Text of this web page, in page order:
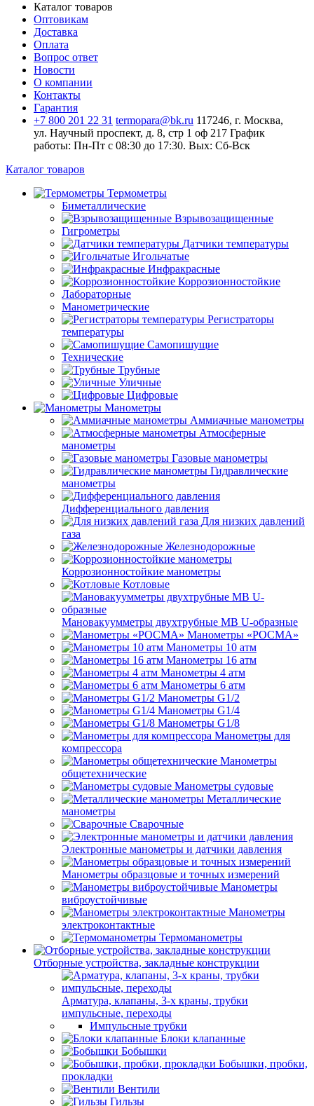
Каталог товаров
Оптовикам
Доставка
Оплата
Вопрос ответ
Новости
О компании
Контакты
Гарантия
+7 800 201 22 31 termopara@bk.ru 117246, г. Москва,
ул. Научный проспект, д. 8, стр 1 оф 217 График
работы: Пн‑Пт с 08:30 до 17:30. Вых: Сб‑Вск
Каталог товаров
Термометры
Биметаллические
Взрывозащищенные
Гигрометры
Датчики температуры
Игольчатые
Инфракрасные
Коррозионностойкие
Лабораторные
Манометрические
Регистраторы
температуры
Самопишущие
Технические
Трубные
Уличные
Цифровые
Манометры
Аммиачные манометры
Атмосферные
манометры
Газовые манометры
Гидравлические
манометры
Дифференциального давления
Для низких давлений
газа
Железнодорожные
Коррозионностойкие манометры
Котловые
Мановакуумметры двухтрубные МВ U-образные
Манометры «РОСМА»
Манометры 10 атм
Манометры 16 атм
Манометры 4 атм
Манометры 6 атм
Манометры G1/2
Манометры G1/4
Манометры G1/8
Манометры для
компрессора
Манометры
общетехнические
Манометры судовые
Металлические
манометры
Сварочные
Электронные манометры и датчики давления
Манометры образцовые и точных измерений
Манометры
виброустойчивые
Манометры
электроконтактные
Термоманометры
Отборные устройства, закладные конструкции
Арматура, клапаны, 3-х краны, трубки
импульсные, переходы
Импульсные трубки
Блоки клапанные
Бобышки
Бобышки, пробки,
прокладки
Вентили
Гильзы